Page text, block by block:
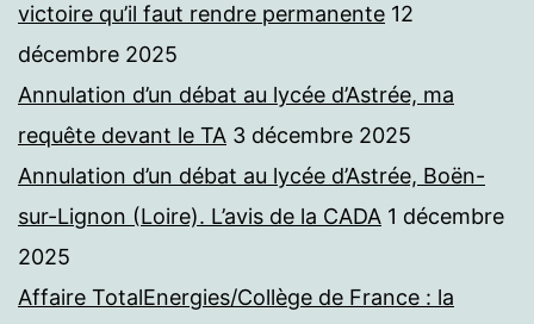
victoire qu’il faut rendre permanente 12
décembre 2025
Annulation d’un débat au lycée d’Astrée, ma
requête devant le TA 3 décembre 2025
Annulation d’un débat au lycée d’Astrée, Boën-
sur-Lignon (Loire). L’avis de la CADA 1 décembre
2025
Affaire TotalEnergies/Collège de France : la